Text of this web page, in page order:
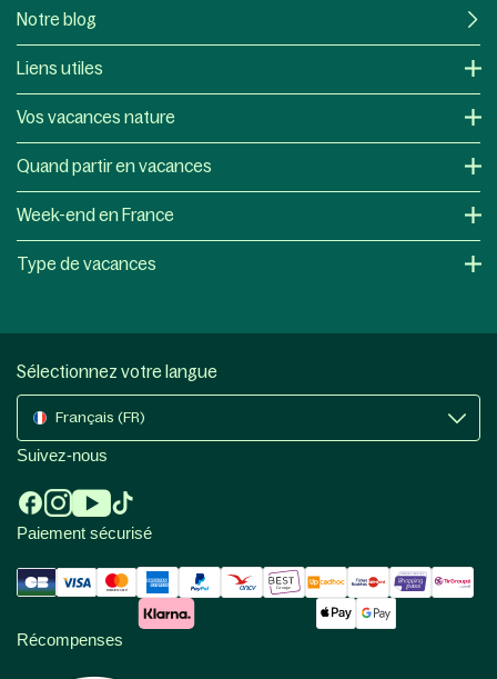
Notre blog
Liens utiles
Vos vacances nature
Quand partir en vacances
Week-end en France
Type de vacances
Sélectionnez votre langue
Français (FR)
Suivez-nous
Paiement sécurisé
Récompenses